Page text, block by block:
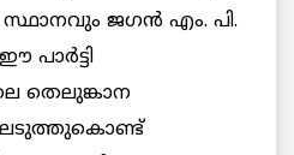
ജഗന്‍ എം. പി.
പാര്‍ട്ടി
തെലുങ്കാന